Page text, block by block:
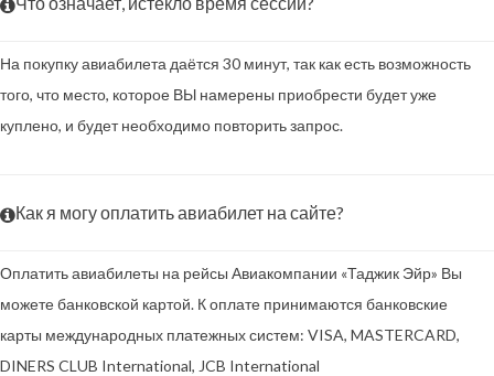
На покупку авиабилета даётся 30 минут, так как есть возможность
того, что место, которое ВЫ намерены приобрести будет уже
куплено, и будет необходимо повторить запрос.
Как я могу оплатить авиабилет на сайте?
Оплатить авиабилеты на рейсы Авиакомпании «Таджик Эйр» Вы
можете банковской картой. К оплате принимаются банковские
карты международных платежных систем: VISA, MASTERCARD,
DINERS CLUB International, JCB International